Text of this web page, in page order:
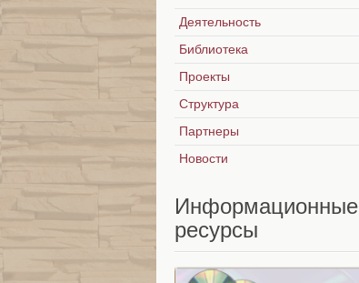
Деятельность
Библиотека
Проекты
Структура
Партнеры
Новости
Информационные
ресурсы